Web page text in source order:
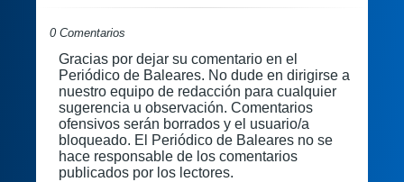
0 Comentarios
Gracias por dejar su comentario en el
Periódico de Baleares. No dude en dirigirse a
nuestro equipo de redacción para cualquier
sugerencia u observación. Comentarios
ofensivos serán borrados y el usuario/a
bloqueado. El Periódico de Baleares no se
hace responsable de los comentarios
publicados por los lectores.